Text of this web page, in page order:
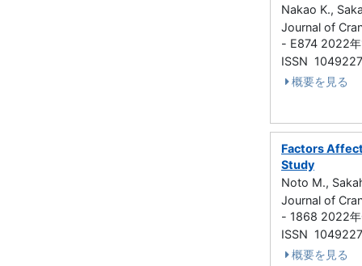
Nakao K.,
Journal of
- E874 2022年
ISSN
概要を見る
Factors
Study
Noto M.,
Journal of
- 1868 2022
ISSN
概要を見る